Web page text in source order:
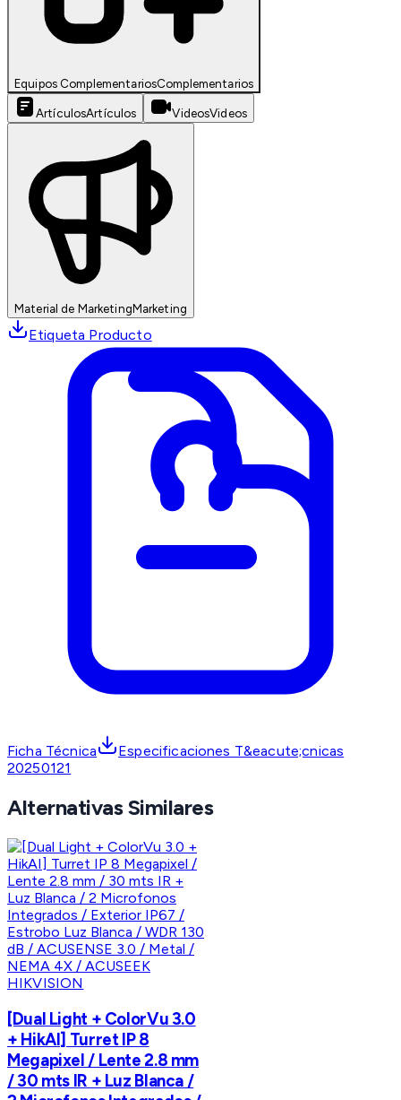
Equipos ComplementariosComplementarios
ArtículosArtículos VideosVideos
Material de MarketingMarketing
Etiqueta Producto
Ficha Técnica
Especificaciones T&eacute;cnicas
20250121
Alternativas Similares
HIKVISION
[Dual Light + ColorVu 3.0
+ HikAI] Turret IP 8
Megapixel / Lente 2.8 mm
/ 30 mts IR + Luz Blanca /